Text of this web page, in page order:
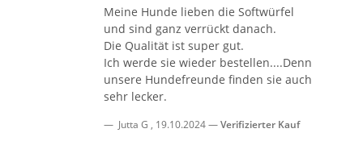
Meine Hunde lieben die Softwürfel
und sind ganz verrückt danach.
Die Qualität ist super gut.
Ich werde sie wieder bestellen....Denn
unsere Hundefreunde finden sie auch
sehr lecker.
Jutta G , 19.10.2024 Verifizierter Kauf